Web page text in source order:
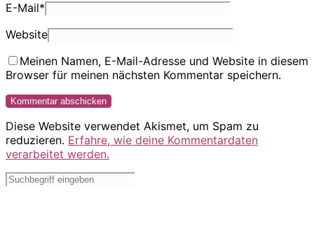
E-Mail*
Website
Meinen Namen, E-Mail-Adresse und Website in diesem
Browser für meinen nächsten Kommentar speichern.
Diese Website verwendet Akismet, um Spam zu
reduzieren. Erfahre, wie deine Kommentardaten
verarbeitet werden.